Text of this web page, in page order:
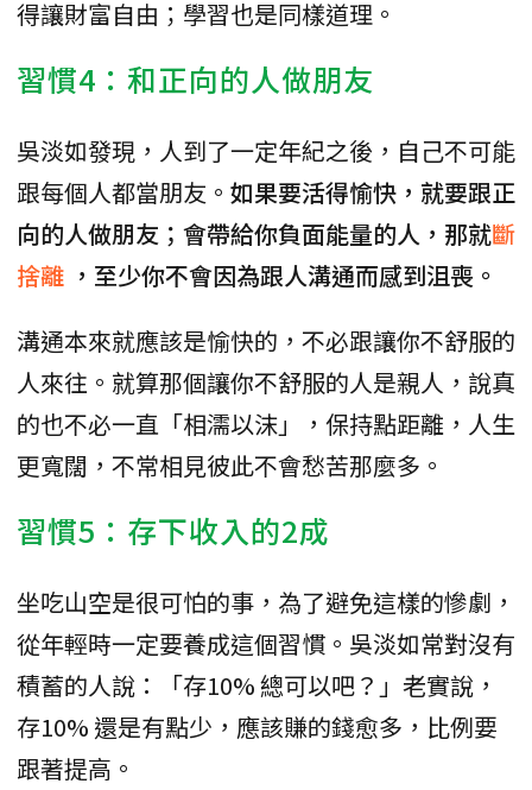
得讓財富自由；學習也是同樣道理。
習慣4：和正向的人做朋友
吳淡如發現，人到了一定年紀之後，自己不可能
跟每個人都當朋友。 如果要活得愉快，就要跟正
向的人做朋友；會帶給你負面能量的人，那就斷
捨離 ，至少你不會因為跟人溝通而感到沮喪。
溝通本來就應該是愉快的，不必跟讓你不舒服的
人來往。就算那個讓你不舒服的人是親人，說真
的也不必一直「相濡以沫」，保持點距離，人生
更寬闊，不常相見彼此不會愁苦那麼多。
習慣5：存下收入的2成
坐吃山空是很可怕的事，為了避免這樣的慘劇，
從年輕時一定要養成這個習慣。吳淡如常對沒有
積蓄的人說：「存10% 總可以吧？」老實說，
存10% 還是有點少，應該賺的錢愈多，比例要
跟著提高。